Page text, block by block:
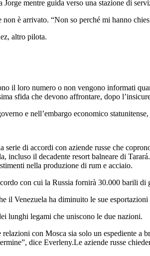
mentre guida verso una stazione di
è arrivato. “Non so perché mi hanno
altro pilota.
il loro numero o non vengono informati
sfida che devono affrontare, dopo
e nell’embargo economico
di accordi con aziende russe che
incluso il decadente resort balneare di
nella produzione di rum e acciaio.
con cui la Russia fornirà 30.000 barili di
il Venezuela ha diminuito le sue
lunghi legami che uniscono le due nazioni.
con Mosca sia solo un espediente
dice Everleny.Le aziende russe